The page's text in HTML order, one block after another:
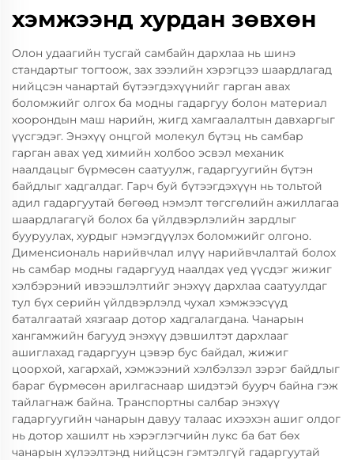
хэмжээнд хурдан зөвхөн
Олон удаагийн тусгай самбайн дархлаа нь шинэ
стандартыг тогтоож, зах зээлийн хэрэгцээ шаардлагад
нийцсэн чанартай бүтээгдэхүүнийг гарган авах
боломжийг олгох ба модны гадаргуу болон материал
хоорондын маш нарийн, жигд хамгаалалтын давхаргыг
үүсгэдэг. Энэхүү онцгой молекул бүтэц нь самбар
гарган авах үед химийн холбоо эсвэл механик
наалдацыг бүрмөсөн саатуулж, гадаргуугийн бүтэн
байдлыг хадгалдаг. Гарч буй бүтээгдэхүүн нь тольтой
адил гадаргуутай бөгөөд нэмэлт төгсгөлийн ажиллагаа
шаардлагагүй болох ба үйлдвэрлэлийн зардлыг
бууруулах, хурдыг нэмэгдүүлэх боломжийг олгоно.
Дименсиональ нарийвчлал илүү нарийвчлалтай болох
нь самбар модны гадаргууд наалдах үед үүсдэг жижиг
хэлбэрэний ивээшлэлтийг энэхүү дархлаа саатуулдаг
тул бүх серийн үйлдвэрлэлд чухал хэмжээсүүд
баталгаатай хязгаар дотор хадгалагдана. Чанарын
хангамжийн багууд энэхүү дэвшилтэт дархлааг
ашиглахад гадаргуун цэвэр бус байдал, жижиг
цоорхой, хагархай, хэмжээний хэлбэлзэл зэрэг байдлыг
бараг бүрмөсөн арилгаснаар шидэтэй буурч байна гэж
тайлагнаж байна. Транспортны салбар энэхүү
гадаргуугийн чанарын давуу талаас ихээхэн ашиг олдог
нь дотор хашилт нь хэрэглэгчийн лукс ба бат бөх
чанарын хүлээлтэнд нийцсэн гэмтэлгүй гадаргуутай